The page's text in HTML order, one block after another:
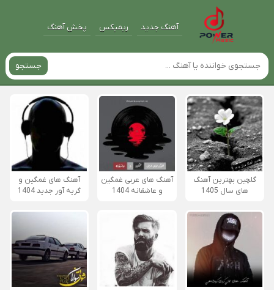
آهنگ جدید ریمیکس پخش آهنگ
جستجو
گلچین بهترین آهنگ
های سال 1405
آهنگ های عربی غمگین
و عاشقانه 1404
آهنگ های غمگین و
گریه آور جدید 1404